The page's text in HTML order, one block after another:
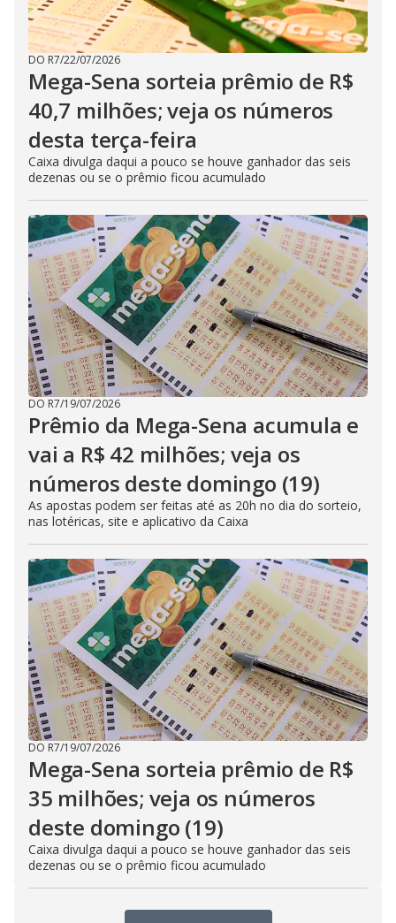
DO R7/22/07/2026
Mega-Sena sorteia prêmio de R$
40,7 milhões; veja os números
desta terça-feira
Caixa divulga daqui a pouco se houve ganhador das seis
dezenas ou se o prêmio ficou acumulado
DO R7/19/07/2026
Prêmio da Mega-Sena acumula e
vai a R$ 42 milhões; veja os
números deste domingo (19)
As apostas podem ser feitas até as 20h no dia do sorteio,
nas lotéricas, site e aplicativo da Caixa
DO R7/19/07/2026
Mega-Sena sorteia prêmio de R$
35 milhões; veja os números
deste domingo (19)
Caixa divulga daqui a pouco se houve ganhador das seis
dezenas ou se o prêmio ficou acumulado